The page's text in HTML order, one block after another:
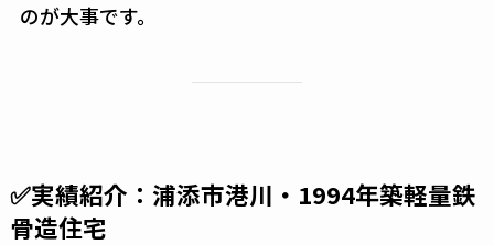
のが大事です。
✅実績紹介：浦添市港川・1994年築軽量鉄
骨造住宅